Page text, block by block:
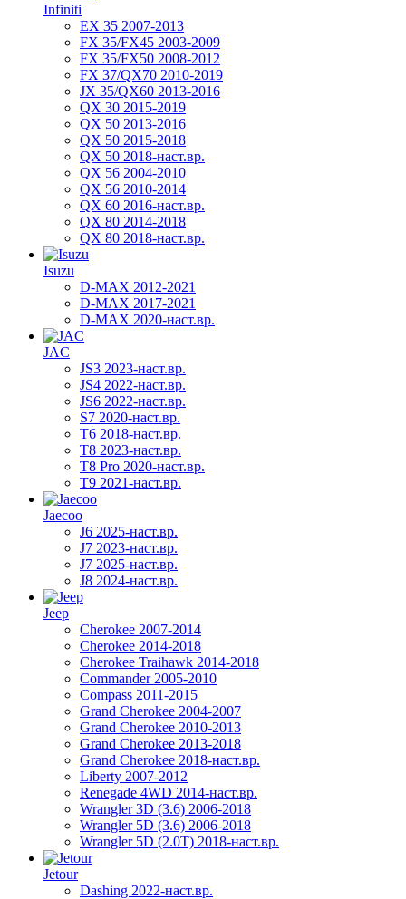
Infiniti
EX 35 2007-2013
FX 35/FX45 2003-2009
FX 35/FX50 2008-2012
FX 37/QX70 2010-2019
JX 35/QX60 2013-2016
QX 30 2015-2019
QX 50 2013-2016
QX 50 2015-2018
QX 50 2018-наст.вр.
QX 56 2004-2010
QX 56 2010-2014
QX 60 2016-наст.вр.
QX 80 2014-2018
QX 80 2018-наст.вр.
Isuzu
D-MAX 2012-2021
D-MAX 2017-2021
D-MAX 2020-наст.вр.
JAC
JS3 2023-наст.вр.
JS4 2022-наст.вр.
JS6 2022-наст.вр.
S7 2020-наст.вр.
T6 2018-наст.вр.
T8 2023-наст.вр.
T8 Pro 2020-наст.вр.
T9 2021-наст.вр.
Jaecoo
J6 2025-наст.вр.
J7 2023-наст.вр.
J7 2025-наст.вр.
J8 2024-наст.вр.
Jeep
Cherokee 2007-2014
Cherokee 2014-2018
Cherokee Traihawk 2014-2018
Commander 2005-2010
Compass 2011-2015
Grand Cherokee 2004-2007
Grand Cherokee 2010-2013
Grand Cherokee 2013-2018
Grand Cherokee 2018-наст.вр.
Liberty 2007-2012
Renegade 4WD 2014-наст.вр.
Wrangler 3D (3.6) 2006-2018
Wrangler 5D (3.6) 2006-2018
Wrangler 5D (2.0T) 2018-наст.вр.
Jetour
Dashing 2022-наст.вр.